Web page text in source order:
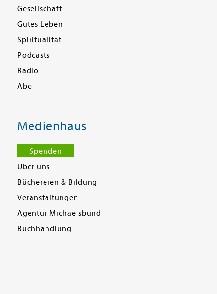
Gesellschaft
Gutes Leben
Spiritualität
Podcasts
Radio
Abo
Medienhaus
Spenden
Über uns
Büchereien & Bildung
Veranstaltungen
Agentur Michaelsbund
Buchhandlung